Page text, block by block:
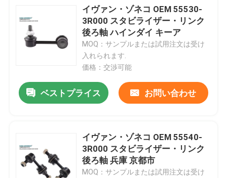
イヴァン・ゾネコ OEM 55530-
3R000 スタビライザー・リンク
後ろ軸 ハインダイ キーア
MOQ：サンプルまたは試用注文は受け
入れられます.
価格：交渉可能
ベストプライス お問い合わせ
イヴァン・ゾネコ OEM 55540-
3R000 スタビライザー・リンク
後ろ軸 兵庫 京都市
MOQ：サンプルまたは試用注文は受け